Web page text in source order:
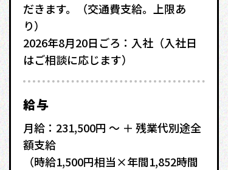
だきます。（交通費支給。上限あ
り）
2026年8月20日ごろ：入社（入社日
はご相談に応じます）
給与
月給：231,500円 〜 ＋ 残業代別途全
額支給
（時給1,500円相当×年間1,852時間